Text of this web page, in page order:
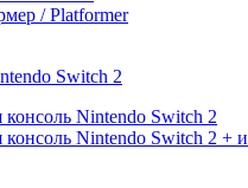
/ Platformer
Switch 2
консоль Nintendo Switch 2
консоль Nintendo Switch 2 +